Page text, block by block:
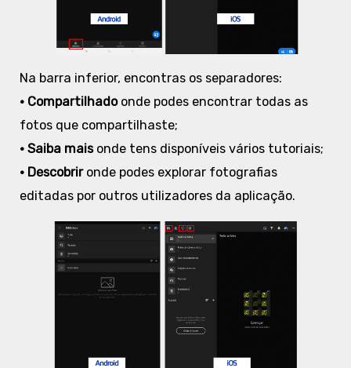
Na barra inferior, encontras os separadores:
• Compartilhadoonde podes encontrar todas as
fotos que compartilhaste;
• Saiba mais onde tens disponíveis vários tutoriais;
• Descobrironde podes explorar fotografias
editadas por outros utilizadores da aplicação.